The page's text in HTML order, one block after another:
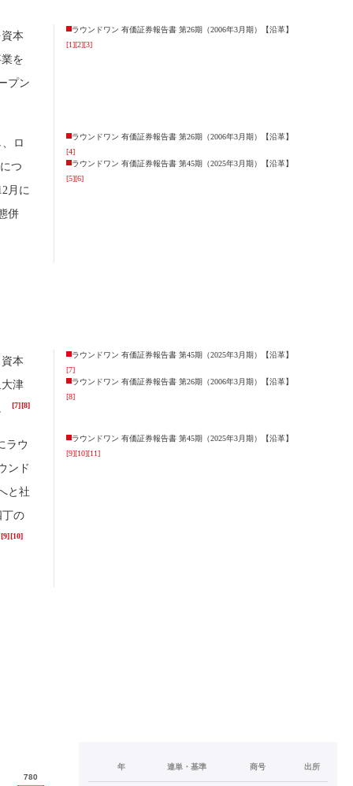
本
を
プン
ラウンドワン 有価証券報告書 第26期（2006年3月期）【沿革】
[1][2][3]
ロ
つ
月に
併
ラウンドワン 有価証券報告書 第26期（2006年3月期）【沿革】
[4]
ラウンドワン 有価証券報告書 第45期（2025年3月期）【沿革】
[5][6]
本
津
[7][8]
ラウンドワン 有価証券報告書 第45期（2025年3月期）【沿革】
[7]
ラウンドワン 有価証券報告書 第26期（2006年3月期）【沿革】
[8]
ラウ
ンド
と社
丁の
[9][10]
ラウンドワン 有価証券報告書 第45期（2025年3月期）【沿革】
[9][10][11]
年 連単・基準 商号 出所